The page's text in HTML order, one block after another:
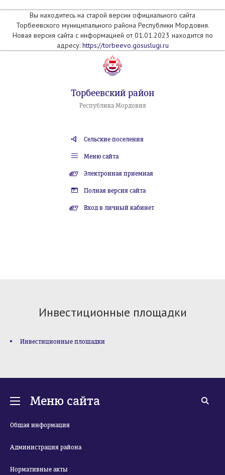
Вы находитесь на старой версии официального сайта
Торбеевского муниципального района Республики Мордовия.
Новая версия сайта с информацией от 01.01.2023 находится по
адресу: https://torbeevo.gosuslugi.ru
Торбеевский район
Республика Мордовия
Сельские поселения
Меню сайта
Электронная приемная
Полная версия сайта
Вход в личный кабинет
Инвестиционные площадки
Инвестиционные площадки
Меню сайта
Общая информация
Администрация района
Нормативные акты